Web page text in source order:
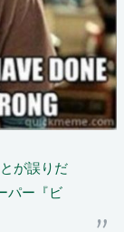
が誤りだ
パー『ビ